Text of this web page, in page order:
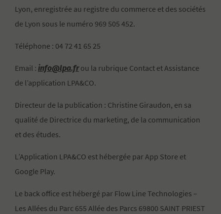
Lyon, enregistrée au registre du commerce et des sociétés
de Lyon sous le numéro 969 505 452.
Téléphone : 04 72 41 65 25
Email :info@lpa.frou la rubrique Contact et Assistance
de l’application LPA&CO.
Directeur de la publication : Christine Giraudon, en sa
qualité de Directrice du marketing, de la communication
et des études.
L’Application LPA&CO est hébergée par App Store et
Google Play.
Le back office est hébergé par Flow Line Technologies –
Les Allées du Parc 655 Allée des Parcs 69800 SAINT PRIEST